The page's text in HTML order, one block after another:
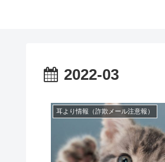
2022-03
耳より情報（詐欺メール注意報）